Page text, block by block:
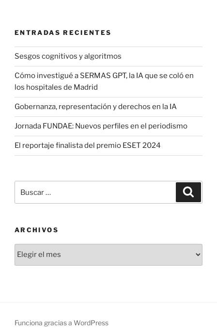
ENTRADAS RECIENTES
Sesgos cognitivos y algoritmos
Cómo investigué a SERMAS GPT, la IA que se coló en
los hospitales de Madrid
Gobernanza, representación y derechos en la IA
Jornada FUNDAE: Nuevos perfiles en el periodismo
El reportaje finalista del premio ESET 2024
por:
ARCHIVOS
Funciona gracias a WordPress